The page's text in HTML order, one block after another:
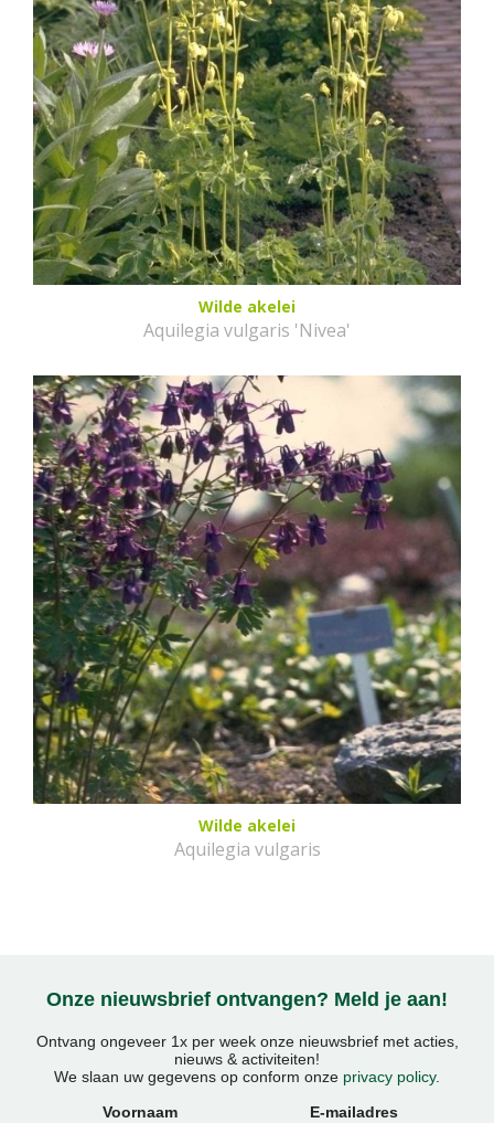
Wilde akelei
Aquilegia vulgaris 'Nivea'
Wilde akelei
Aquilegia vulgaris
Onze nieuwsbrief ontvangen? Meld je aan!
Ontvang ongeveer 1x per week onze nieuwsbrief met acties,
nieuws & activiteiten!
We slaan uw gegevens op conform onze privacy policy.
Voornaam
E-mailadres